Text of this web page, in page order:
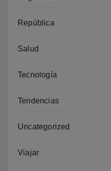
República
Salud
Tecnología
Tendencias
Uncategorized
Viajar